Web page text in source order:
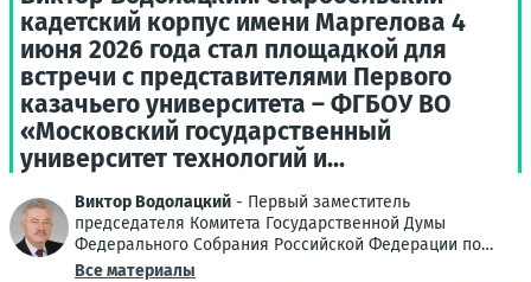
кадетский корпус имени Маргелова 4
июня 2026 года стал площадкой для
встречи с представителями Первого
казачьего университета – ФГБОУ ВО
«Московский государственный
университет технологий и...
Виктор Водолацкий - Первый заместитель
председателя Комитета Государственной Думы
Федерального Собрания Российской Федерации по
делам Содружества Независимых Государств,
Все материалы